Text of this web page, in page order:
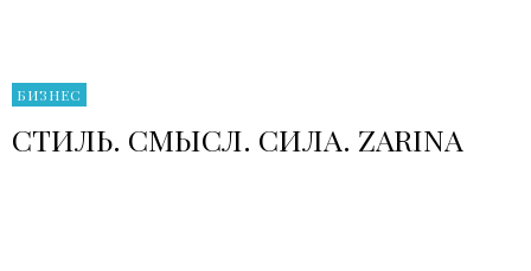
БИЗНЕС
СТИЛЬ. СМЫСЛ. СИЛА. ZARINA